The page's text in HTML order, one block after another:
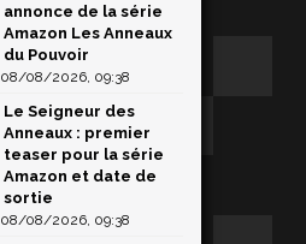
annonce de la série
Amazon Les Anneaux
du Pouvoir
08/08/2026, 09:38
Le Seigneur des
Anneaux : premier
teaser pour la série
Amazon et date de
sortie
08/08/2026, 09:38